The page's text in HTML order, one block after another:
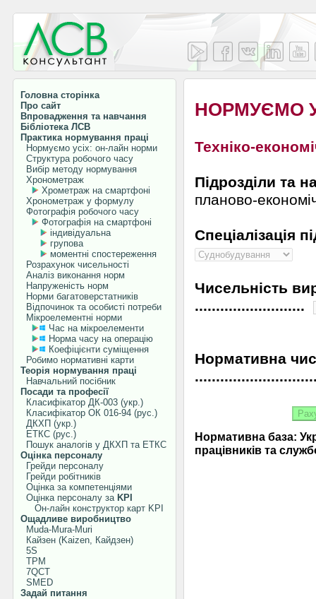
Головна сторінка
Про сайт
Впровадження та навчання
Бібліотека ЛСВ
Практика нормування праці
Нормуємо усіх: он-лайн норми
Структура робочого часу
Вибір методу нормування
Хронометраж
Хрометраж на смартфоні
Хронометраж у формулу
Фотографія робочого часу
Фотографія на смартфоні
індивідуальна
групова
моментні спостереження
Розрахунок чисельності
Аналіз виконання норм
Напруженість норм
Норми багатоверстатників
Відпочинок та особисті потреби
Мікроелементні норми
Час на мікроелементи
Норма часу на операцію
Коефіцієнти суміщення
Робимо нормативні карти
Теорія нормування праці
Навчальний посібник
Посади та професії
Класифікатор ДК-003 (укр.)
Класифікатор ОК 016-94 (рус.)
ДКХП (укр.)
ЕТКС (рус.)
Пошук аналогів у ДКХП та ЕТКС
Оцінка персоналу
Грейди персоналу
Грейди робітників
Оцінка за компетенціями
Оцінка персоналу за KPI
Он-лайн конструктор карт KPI
Ощадливе виробництво
Muda-Mura-Muri
Кайзен (Kaizen, Кайдзен)
5S
TPM
7QCT
SMED
Задай питання
НОРМУЄМО
Техніко-
Підрозділи та
планово-
Спеціалізація
Чисельність
..........................
Нормативна
Нормативна база:
працівників та